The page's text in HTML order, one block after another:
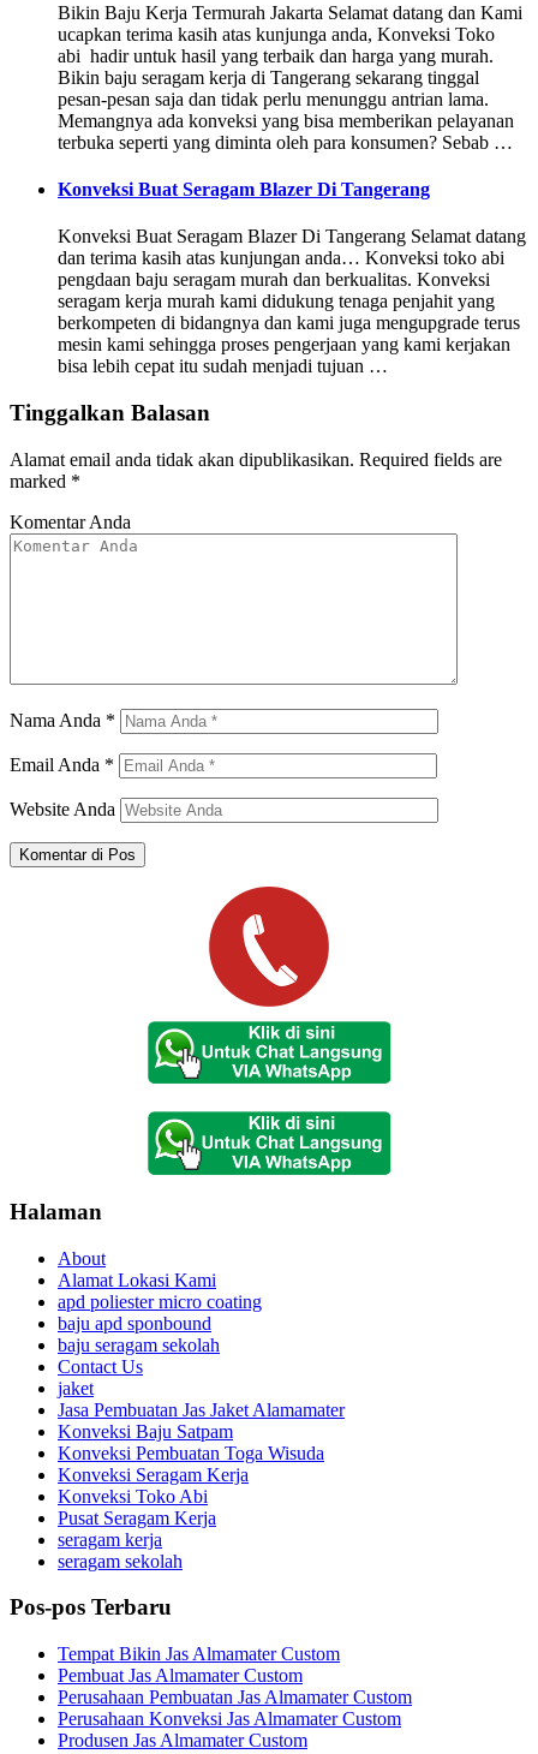
Bikin Baju Kerja Termurah Jakarta Selamat datang dan Kami
ucapkan terima kasih atas kunjunga anda, Konveksi Toko
abi hadir untuk hasil yang terbaik dan harga yang murah.
Bikin baju seragam kerja di Tangerang sekarang tinggal
pesan-pesan saja dan tidak perlu menunggu antrian lama.
Memangnya ada konveksi yang bisa memberikan pelayanan
terbuka seperti yang diminta oleh para konsumen? Sebab …
Konveksi Buat Seragam Blazer Di Tangerang
Konveksi Buat Seragam Blazer Di Tangerang Selamat datang
dan terima kasih atas kunjungan anda… Konveksi toko abi
pengdaan baju seragam murah dan berkualitas. Konveksi
seragam kerja murah kami didukung tenaga penjahit yang
berkompeten di bidangnya dan kami juga mengupgrade terus
mesin kami sehingga proses pengerjaan yang kami kerjakan
bisa lebih cepat itu sudah menjadi tujuan …
Tinggalkan Balasan
Alamat email anda tidak akan dipublikasikan. Required fields are
marked *
Komentar Anda
Nama Anda *
Email Anda *
Website Anda
Halaman
About
Alamat Lokasi Kami
apd poliester micro coating
baju apd sponbound
baju seragam sekolah
Contact Us
jaket
Jasa Pembuatan Jas Jaket Alamamater
Konveksi Baju Satpam
Konveksi Pembuatan Toga Wisuda
Konveksi Seragam Kerja
Konveksi Toko Abi
Pusat Seragam Kerja
seragam kerja
seragam sekolah
Pos-pos Terbaru
Tempat Bikin Jas Almamater Custom
Pembuat Jas Almamater Custom
Perusahaan Pembuatan Jas Almamater Custom
Perusahaan Konveksi Jas Almamater Custom
Produsen Jas Almamater Custom